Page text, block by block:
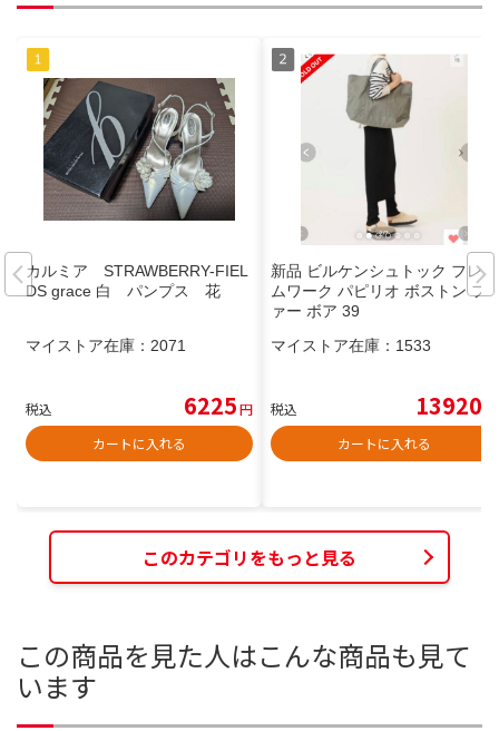
カルミア STRAWBERRY-FIEL
DS grace 白 パンプス 花
マイストア在庫： 2071
税込 6225円
カートに入れる
新品 ビルケンシュトック フレー
ムワーク パピリオ ボストン フ
ァー ボア 39
マイストア在庫： 1533
税込 13920
カートに入れる
このカテゴリをもっと見る
この商品を見た人はこんな商品も見て
います